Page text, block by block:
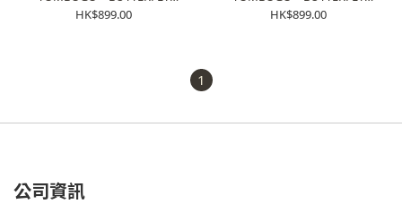
"Brun" | S70828-2
HK$899.00
"Black" | S70828-1
HK$899.00
1
公司資訊